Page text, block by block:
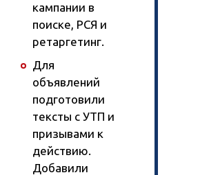
кампании в
поиске, РСЯ и
ретаргетинг.
Для
объявлений
подготовили
тексты с УТП и
призывами к
действию.
Добавили